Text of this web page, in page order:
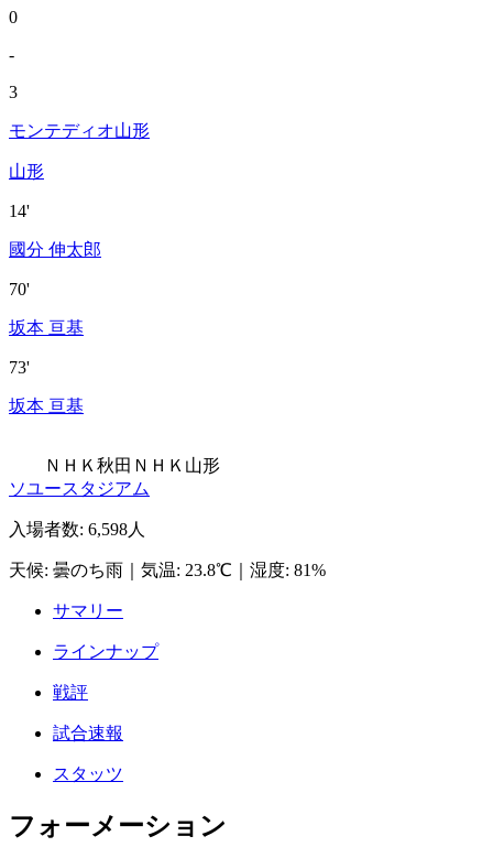
0
-
3
モンテディオ山形
山形
14'
國分 伸太郎
70'
坂本 亘基
73'
坂本 亘基
ＮＨＫ秋田 ＮＨＫ山形
ソユースタジアム
入場者数: 6,598人
天候: 曇のち雨 気温: 23.8℃ 湿度: 81%
サマリー
ラインナップ
戦評
試合速報
スタッツ
フォーメーション